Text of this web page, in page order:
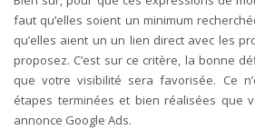
faut qu’elles soient un minimum
qu’elles aient un un lien direct avec les
proposez. C’est sur ce critère, la bonne
que votre visibilité sera favorisée. Ce
étapes terminées et bien réalisées que
annonce Google Ads.